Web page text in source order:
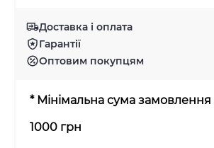
Доставка і оплата
Гарантії
Оптовим покупцям
* Мінімальна сума замовлення
1000 грн